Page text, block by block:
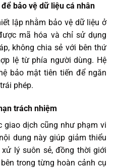
bảo vệ dữ liệu cá nhân
lập nhằm bảo vệ dữ liệu ở
mã hóa và chỉ sử dụng
không chia sẻ với bên thứ
lệ từ phía người dùng. Hệ
bảo mật tiên tiến để ngăn
phép.
trách nhiệm
giao dịch cũng như phạm vi
dung này giúp giảm thiểu
lý suôn sẻ, đồng thời giới
trong từng hoàn cảnh cụ